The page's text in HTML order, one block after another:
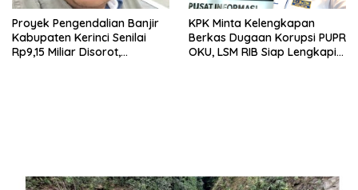
Proyek Pengendalian Banjir
Kabupaten Kerinci Senilai
Rp9,15 Miliar Disorot,
KPK Minta Kelengkapan
Berkas Dugaan Korupsi PUPR
OKU, LSM RIB Siap Lengkapi